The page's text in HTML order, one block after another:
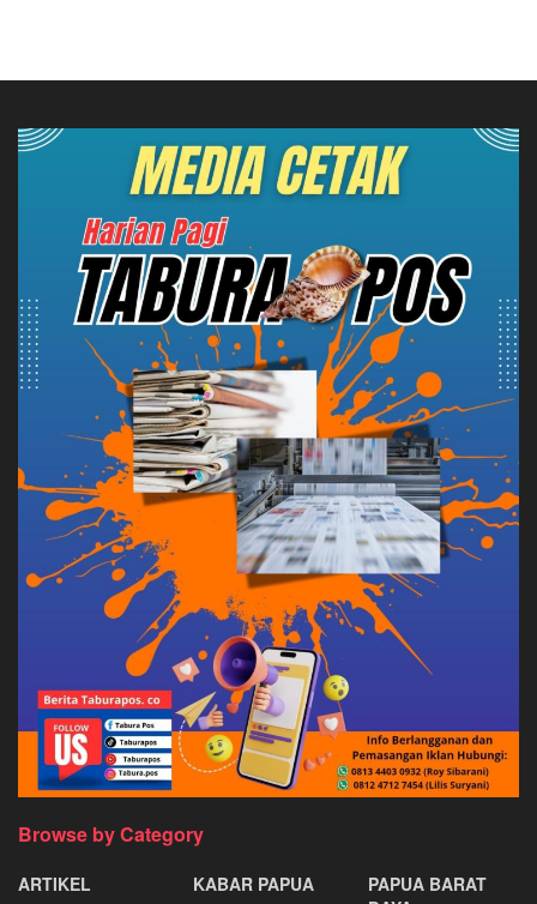
Browse by Category
ARTIKEL KABAR PAPUA
PAPUA BARAT